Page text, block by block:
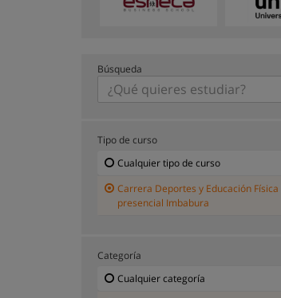
Búsqueda
Tipo de curso
Cualquier tipo de curso
Carrera Deportes y Educación Física
presencial Imbabura
Categoría
Cualquier categoría